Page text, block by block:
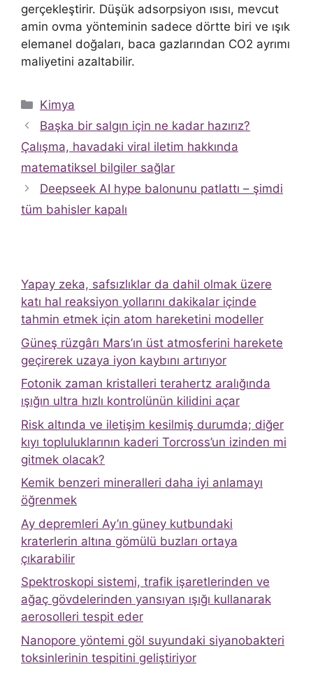
gerçekleştirir. Düşük adsorpsiyon ısısı, mevcut
amin ovma yönteminin sadece dörtte biri ve ışık
elemanel doğaları, baca gazlarından CO2 ayrımı
maliyetini azaltabilir.
Kategoriler
Kimya
Başka bir salgın için ne kadar hazırız?
Çalışma, havadaki viral iletim hakkında
matematiksel bilgiler sağlar
Deepseek AI hype balonunu patlattı – şimdi
tüm bahisler kapalı
Yapay zeka, safsızlıklar da dahil olmak üzere
katı hal reaksiyon yollarını dakikalar içinde
tahmin etmek için atom hareketini modeller
Güneş rüzgârı Mars’ın üst atmosferini harekete
geçirerek uzaya iyon kaybını artırıyor
Fotonik zaman kristalleri terahertz aralığında
ışığın ultra hızlı kontrolünün kilidini açar
Risk altında ve iletişim kesilmiş durumda; diğer
kıyı topluluklarının kaderi Torcross’un izinden mi
gitmek olacak?
Kemik benzeri mineralleri daha iyi anlamayı
öğrenmek
Ay depremleri Ay’ın güney kutbundaki
kraterlerin altına gömülü buzları ortaya
çıkarabilir
Spektroskopi sistemi, trafik işaretlerinden ve
ağaç gövdelerinden yansıyan ışığı kullanarak
aerosolleri tespit eder
Nanopore yöntemi göl suyundaki siyanobakteri
toksinlerinin tespitini geliştiriyor